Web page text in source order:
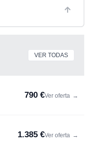
VER TODAS
790 €Ver oferta →
1.385 €Ver oferta →